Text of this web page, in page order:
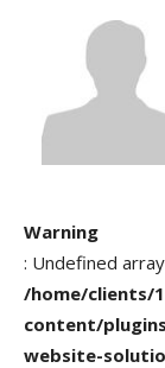
Warning
: Undefined
/home/clients/
content/
website-